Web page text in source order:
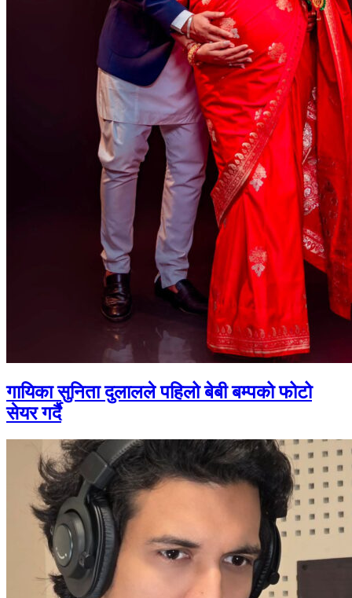
गायिका सुनिता दुलालले पहिलो बेबी बम्पको फोटो
सेयर गर्दै